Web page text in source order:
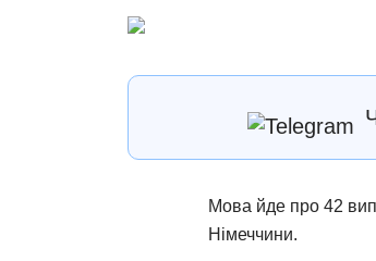
Мова йде про 42
Німеччини.